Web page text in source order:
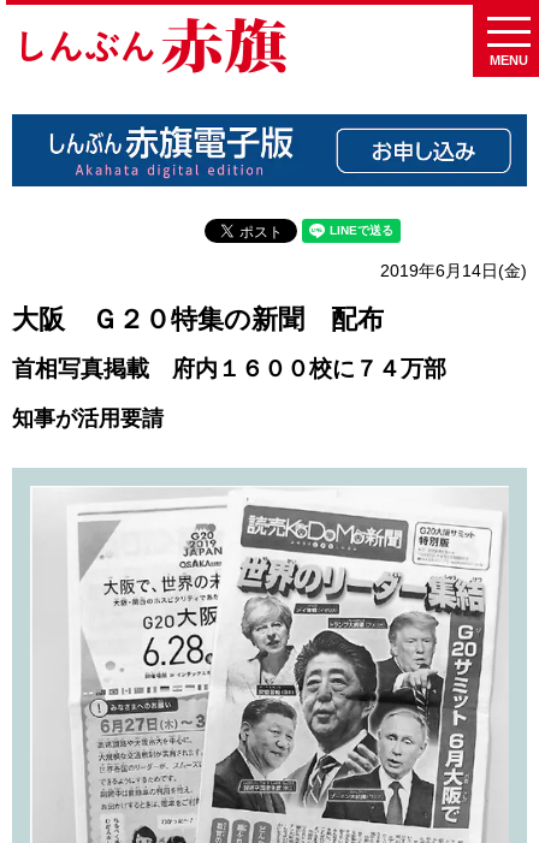
MENU
2019年6月14日(金)
大阪 Ｇ２０特集の新聞 配布
首相写真掲載 府内１６００校に７４万部
知事が活用要請